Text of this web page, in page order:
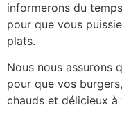
informerons du
pour que vous
plats.
Nous nous assurons
pour que vos
chauds et délicieux